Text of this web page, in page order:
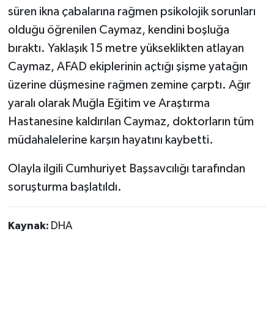
süren ikna çabalarına rağmen psikolojik sorunları
olduğu öğrenilen Caymaz, kendini boşluğa
bıraktı. Yaklaşık 15 metre yükseklikten atlayan
Caymaz, AFAD ekiplerinin açtığı şişme yatağın
üzerine düşmesine rağmen zemine çarptı. Ağır
yaralı olarak Muğla Eğitim ve Araştırma
Hastanesine kaldırılan Caymaz, doktorların tüm
müdahalelerine karşın hayatını kaybetti.
Olayla ilgili Cumhuriyet Başsavcılığı tarafından
soruşturma başlatıldı.
Kaynak: DHA